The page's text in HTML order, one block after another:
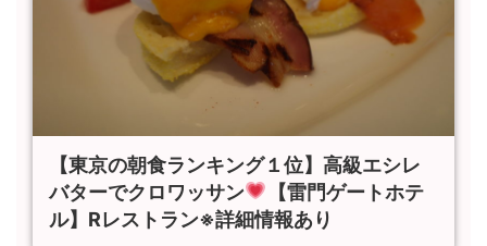
【東京の朝食ランキング１位】高級エシレ
バターでクロワッサン
【雷門ゲートホテ
ル】Rレストラン※詳細情報あり